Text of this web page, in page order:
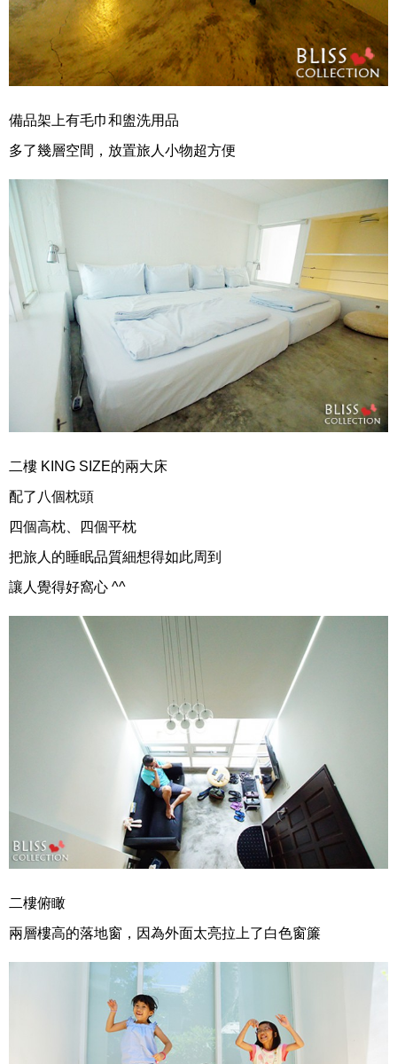
備品架上有毛巾和盥洗用品
多了幾層空間，放置旅人小物超方便
二樓 KING SIZE的兩大床
配了八個枕頭
四個高枕、四個平枕
把旅人的睡眠品質細想得如此周到
讓人覺得好窩心 ^^
二樓俯瞰
兩層樓高的落地窗，因為外面太亮拉上了白色窗簾